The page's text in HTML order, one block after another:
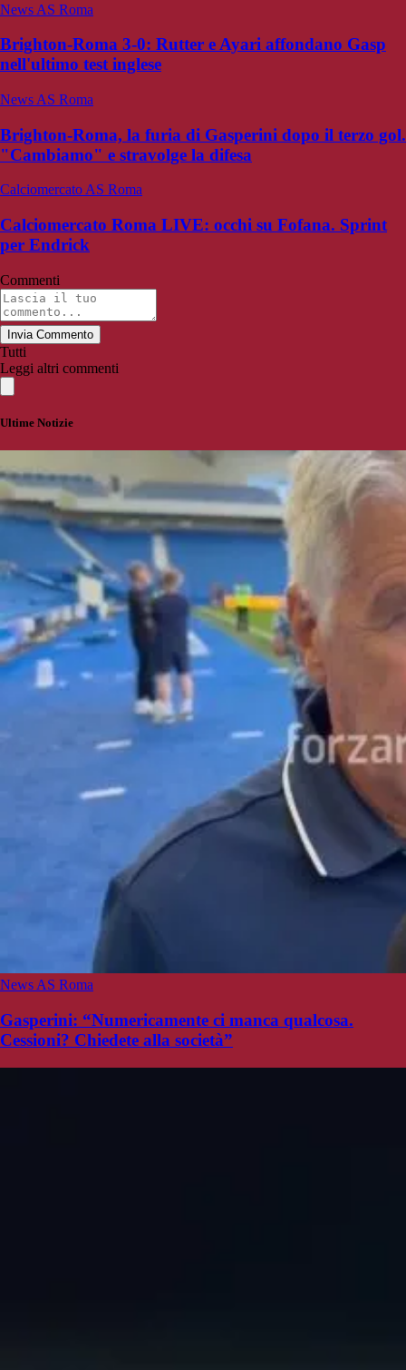
News AS Roma
Brighton-Roma 3-0: Rutter e Ayari affondano Gasp
nell'ultimo test inglese
News AS Roma
Brighton-Roma, la furia di Gasperini dopo il terzo gol.
"Cambiamo" e stravolge la difesa
Calciomercato AS Roma
Calciomercato Roma LIVE: occhi su Fofana. Sprint
per Endrick
Commenti
Invia Commento
Tutti
Leggi altri commenti
Ultime Notizie
News AS Roma
Gasperini: “Numericamente ci manca qualcosa.
Cessioni? Chiedete alla società”